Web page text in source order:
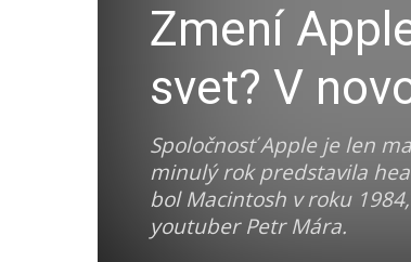
Zmení
svet? V
Spoločnosť Apple je len
minulý rok predstavila
bol Macintosh v roku
youtuber Petr Mára.